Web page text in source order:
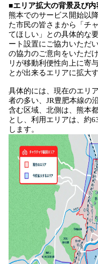
■エリア拡大の背景及び内
熊本でのサービス開始以
た市民の皆さまから「チ
てほしい」との具体的な
ート設置にご協力いただ
の協力のご意向をいただ
リが移動利便性向上に寄
とが出来るエリアに拡大
具体的には、現在のエリ
者の多い、JR豊肥本線の
含む区域、北側は、熊本
とし、利用エリアは、約
します。